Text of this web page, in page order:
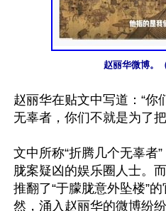
赵丽华微博。
赵丽华在贴文中写道：“你
无辜者，你们不就是为了
文中所称“折腾几个无辜者
胧案疑凶的娱乐圈人士。
推翻了“于朦胧意外坠楼”
然，涌入赵丽华的微博纷纷